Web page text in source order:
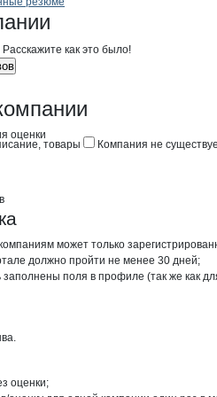
Хлебокомбинат
как это было!
оценки
связи о
товары Компания не
может только
должно пройти не менее 30 дней;
поля в профиле (так же как
оценки;